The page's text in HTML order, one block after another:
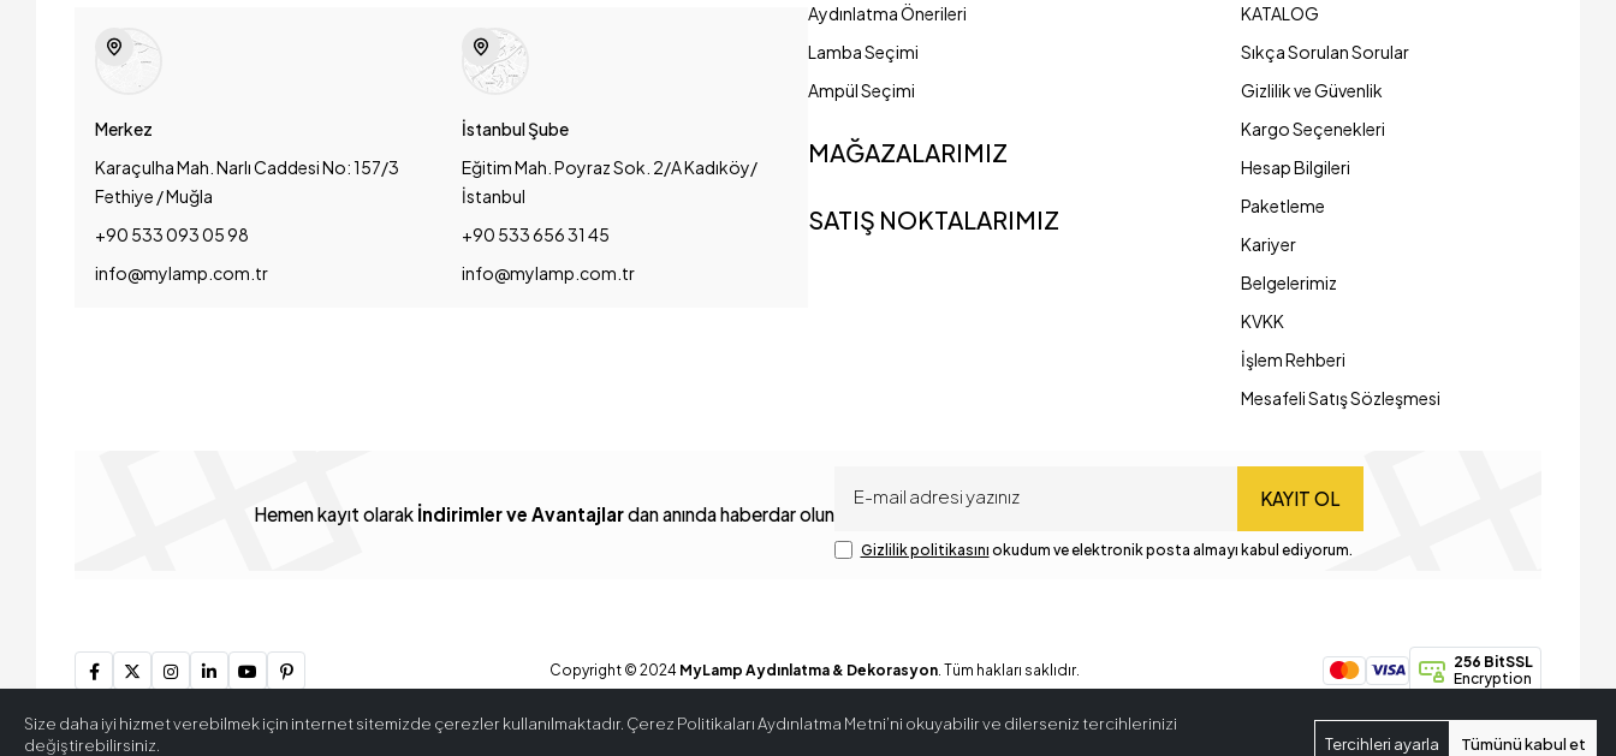
Merkez
Karaçulha Mah. Narlı Caddesi No: 157/3
Fethiye / Muğla
+90 533 093 05 98
info@mylamp.com.tr
İstanbul Şube
Eğitim Mah. Poyraz Sok. 2/A Kadıköy/
İstanbul
+90 533 656 31 45
info@mylamp.com.tr
Aydınlatma Önerileri
Lamba Seçimi
Ampül Seçimi
MAĞAZALARIMIZ
SATIŞ NOKTALARIMIZ
KATALOG
Sıkça Sorulan Sorular
Gizlilik ve Güvenlik
Kargo Seçenekleri
Hesap Bilgileri
Paketleme
Kariyer
Belgelerimiz
KVKK
İşlem Rehberi
Mesafeli Satış Sözleşmesi
Hemen kayıt olarak İndirimler ve Avantajlardan anında haberdar olun
KAYIT OL
Gizlilik politikasını okudum ve elektronik posta almayı kabul ediyorum.
Copyright © 2024 MyLamp Aydınlatma & Dekorasyon. Tüm hakları saklıdır.
256 BitSSL
Encryption
Size daha iyi hizmet verebilmek için internet sitemizde çerezler kullanılmaktadır. Çerez Politikaları Aydınlatma Metni’ni okuyabilir ve dilerseniz tercihlerinizi
değiştirebilirsiniz.
Tercihleri ayarla Tümünü kabul et